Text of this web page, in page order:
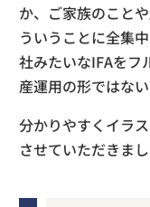
か、ご家族のこと
ういうことに全集
社みたいなIFAをフ
産運用の形ではな
分かりやすくイラ
させていただきまし